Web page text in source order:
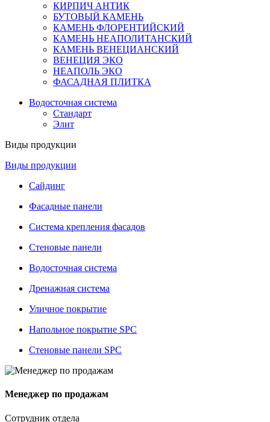
КИРПИЧ АНТИК
БУТОВЫЙ КАМЕНЬ
КАМЕНЬ ФЛОРЕНТИЙСКИЙ
КАМЕНЬ НЕАПОЛИТАНСКИЙ
КАМЕНЬ ВЕНЕЦИАНСКИЙ
ВЕНЕЦИЯ ЭКО
НЕАПОЛЬ ЭКО
ФАСАДНАЯ ПЛИТКА
Водосточная система
Стандарт
Элит
Виды продукции
Виды продукции
Сайдинг
Фасадные панели
Система крепления фасадов
Стеновые панели
Водосточная система
Дренажная система
Уличное покрытие
Напольное покрытие SPC
Стеновые панели SPC
Менеджер по продажам
Сотрудник отдела